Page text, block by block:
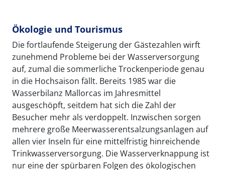
Ökologie und Tourismus
Die fortlaufende Steigerung der Gästezahlen wirft
zunehmend Probleme bei der Wasserversorgung
auf, zumal die sommerliche Trockenperiode genau
in die Hochsaison fällt. Bereits 1985 war die
Wasserbilanz Mallorcas im Jahresmittel
ausgeschöpft, seitdem hat sich die Zahl der
Besucher mehr als verdoppelt. Inzwischen sorgen
mehrere große Meerwasserentsalzungsanlagen auf
allen vier Inseln für eine mittelfristig hinreichende
Trinkwasserversorgung. Die Wasserverknappung ist
nur eine der spürbaren Folgen des ökologischen